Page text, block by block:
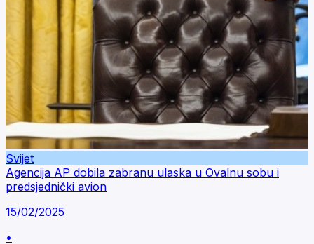
Svijet
Agencija AP dobila zabranu ulaska u Ovalnu sobu i
predsjednički avion
15/02/2025
•